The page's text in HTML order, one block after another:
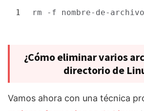
1 rm -f nombre-de-
¿Cómo eliminar varios
directorio de
Vamos ahora con una técnica